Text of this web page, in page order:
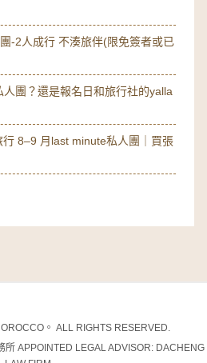
-2人成行 不湊旅伴(限免簽者或已
團？還是報名日和旅行社的yalla
8–9 月last minute私人團｜買張
。 ALL RIGHTS RESERVED.
APPOINTED LEGAL ADVISOR: DACHENG